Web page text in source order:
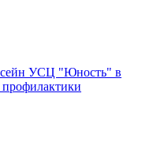
УСЦ "Юность" в
профилактики